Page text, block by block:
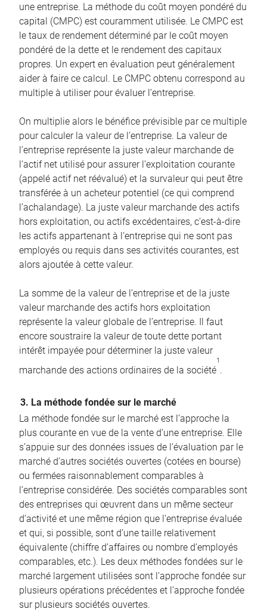
une entreprise. La méthode du coût moyen pondéré du
capital (CMPC) est couramment utilisée. Le CMPC est
le taux de rendement déterminé par le coût moyen
pondéré de la dette et le rendement des capitaux
propres. Un expert en évaluation peut généralement
aider à faire ce calcul. Le CMPC obtenu correspond au
multiple à utiliser pour évaluer l’entreprise.
On multiplie alors le bénéfice prévisible par ce multiple
pour calculer la valeur de l’entreprise. La valeur de
l’entreprise représente la juste valeur marchande de
l’actif net utilisé pour assurer l’exploitation courante
(appelé actif net réévalué) et la survaleur qui peut être
transférée à un acheteur potentiel (ce qui comprend
l’achalandage). La juste valeur marchande des actifs
hors exploitation, ou actifs excédentaires, c’est-à-dire
les actifs appartenant à l’entreprise qui ne sont pas
employés ou requis dans ses activités courantes, est
alors ajoutée à cette valeur.
La somme de la valeur de l’entreprise et de la juste
valeur marchande des actifs hors exploitation
représente la valeur globale de l’entreprise. Il faut
encore soustraire la valeur de toute dette portant
intérêt impayée pour déterminer la juste valeur
marchande des actions ordinaires de la société
1
.
3. La méthode fondée sur le marché
La méthode fondée sur le marché est l’approche la
plus courante en vue de la vente d’une entreprise. Elle
s’appuie sur des données issues de l’évaluation par le
marché d’autres sociétés ouvertes (cotées en bourse)
ou fermées raisonnablement comparables à
l’entreprise considérée. Des sociétés comparables sont
des entreprises qui œuvrent dans un même secteur
d’activité et une même région que l’entreprise évaluée
et qui, si possible, sont d’une taille relativement
équivalente (chiffre d’affaires ou nombre d’employés
comparables, etc.). Les deux méthodes fondées sur le
marché largement utilisées sont l’approche fondée sur
plusieurs opérations précédentes et l’approche fondée
sur plusieurs sociétés ouvertes.